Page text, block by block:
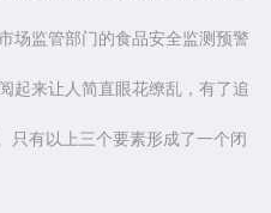
场监管部门的食品安全监测预警
起来让人简直眼花缭乱，有了追
只有以上三个要素形成了一个闭